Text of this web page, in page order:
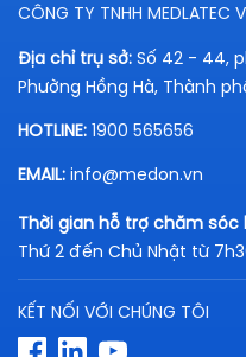
CÔNG TY TNHH MEDLATEC
Địa chỉ trụ sở:Số 42 - 44,
Phường Hồng Hà, Thành
HOTLINE:1900 565656
EMAIL:info@medon.vn
Thời gian hỗ trợ chăm sóc
Thứ 2 đến Chủ Nhật từ
KẾT NỐI VỚI CHÚNG TÔI